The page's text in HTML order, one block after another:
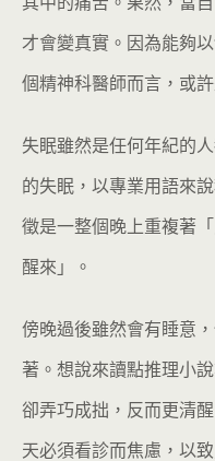
才會變真實。因為能夠
個精神科醫師而言，或
失眠雖然是任何年紀的
的失眠，以專業用語來
徵是一整個晚上重複著
醒來」。
傍晚過後雖然會有睡意
著。想說來讀點推理小
卻弄巧成拙，反而更清
天必須看診而焦慮，以